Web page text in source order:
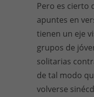
Pero es cierto
apuntes en
tienen un eje
grupos de
solitarias
de tal modo
volverse